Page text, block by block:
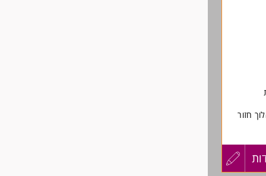
הלוך חזור
עדכון